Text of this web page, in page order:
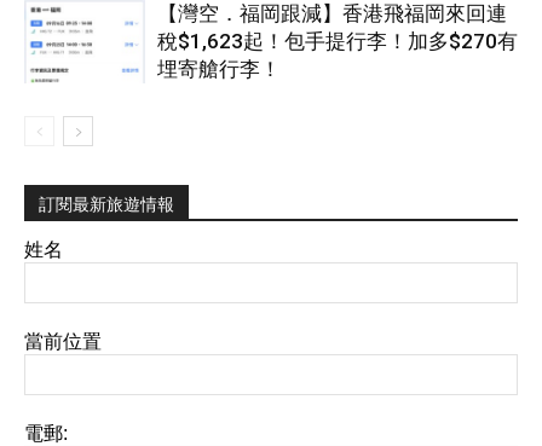
【灣空．福岡跟減】香港飛福岡來回連
稅$1,623起！包手提行李！加多$270有
埋寄艙行李！
訂閱最新旅遊情報
姓名
當前位置
電郵: